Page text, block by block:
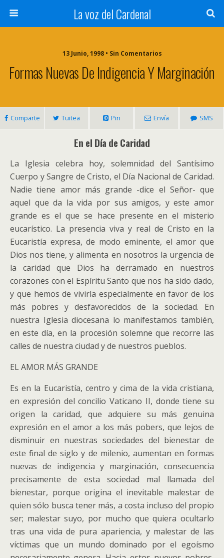
La voz del Cardenal
13 Junio, 1998 • Sin Comentarios
Formas Nuevas De Indigencia Y Marginación
Comparte Tuitea Pin Envía SMS
En el Día de Caridad
La Iglesia celebra hoy, solemnidad del Santísimo
Cuerpo y Sangre de Cristo, el Día Nacional de Caridad.
Nadie tiene amor más grande -dice el Señor- que
aquel que da la vida por sus amigos, y este amor
grande es el que se hace presente en el misterio
eucarístico. La presencia viva y real de Cristo en la
Eucaristía expresa, de modo eminente, el amor que
Dios nos tiene, y alimenta en nosotros la urgencia de
la caridad que Dios ha derramado en nuestros
corazones con el Espíritu Santo que nos ha sido dado,
y que hemos de vivirla especialmente en favor de los
más pobres y desfavorecidos de la sociedad. En
nuestra Iglesia diocesana lo manifestamos también,
en este día, en la procesión solemne que recorre las
calles de nuestra ciudad y de nuestros pueblos.
EL AMOR MÁS GRANDE
Es en la Eucaristía, centro y cima de la vida cristiana,
en expresión del concilio Vaticano II, donde tiene su
origen la caridad, que adquiere su más genuina
expresión en el amor a los más pobers, que lejos de
disminuir en nuestras sociedades del bienestar de
este final de siglo y de milenio, aumentan en formas
nuevas de indigencia y marginación, consecuencia
precisamente de esta sociedad mal llamada del
bienestar, porque origina el inevitable malestar de
quien sólo busca tener más, a costa incluso del propio
ser; malestar suyo, por mucho que quiera ocultarlo
tras una vida de pura apariencia, y malestar de las
víctimas que un mundo dominado por el egoísmo